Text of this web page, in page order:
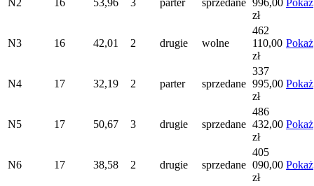
N2 16 53,96 3 parter sprzedane 996,00
zł
Pokaż
N3 16 42,01 2 drugie wolne
462
110,00
zł
Pokaż
N4 17 32,19 2 parter sprzedane
337
995,00
zł
Pokaż
N5 17 50,67 3 drugie sprzedane
486
432,00
zł
Pokaż
N6 17 38,58 2 drugie sprzedane
405
090,00
zł
Pokaż